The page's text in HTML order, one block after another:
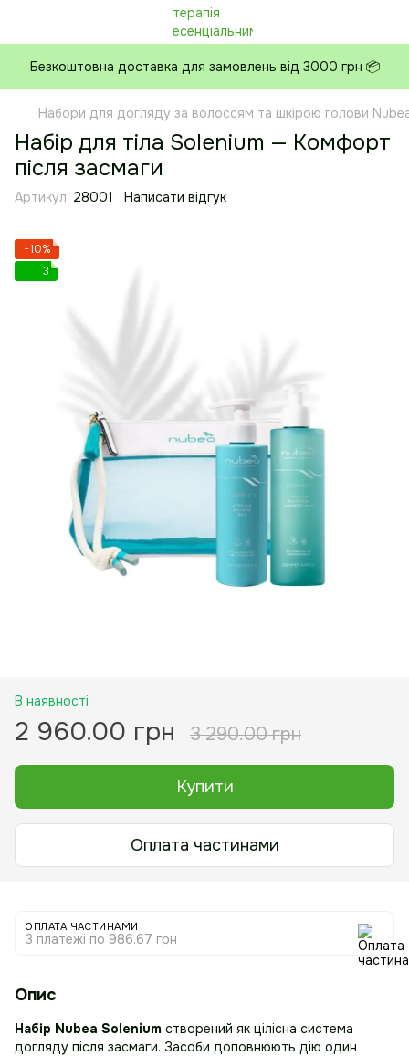
Безкоштовна доставка для замовлень від 3000 грн 📦
Набори для догляду за волоссям та шкірою голови
Набір для тіла Solenium — Комфорт
після засмаги
Артикул: 28001 Написати відгук
−10%
3
В наявності
2 960.00 грн 3 290.00 грн
Купити
Оплата частинами
ОПЛАТА ЧАСТИНАМИ
3 платежі по 986.67 грн
Опис
Набір Nubea Solenium створений як цілісна система
догляду після засмаги. Засоби доповнюють дію один